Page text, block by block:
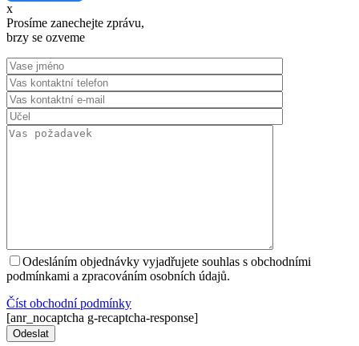
x
Prosíme zanechejte zprávu,
brzy se ozveme
Odesláním objednávky vyjadřujete souhlas s obchodními
podmínkami a zpracováním osobních údajů.
Číst оbchodní podmínky
[anr_nocaptcha g-recaptcha-response]